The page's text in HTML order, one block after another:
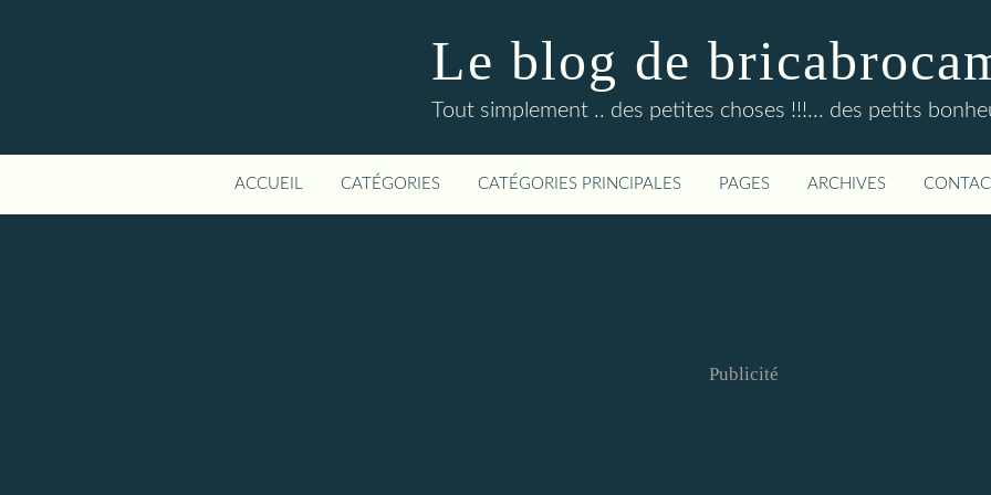
Le blog de
Tout simplement .. des petites choses !!!... des petits
ACCUEIL CATÉGORIES CATÉGORIES PRINCIPALES PAGES ARCHIVES
Publicité